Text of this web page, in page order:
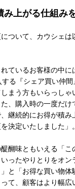
み上がる仕組み
について、カウシェ
れているお客様の中
る『シェア買い仲
まう方もいらっしゃ
、購入時の一度だけ
継続的にお得が積み
決定いたしました」。
醐味ともいえる「こ
ったやりとりをオン
」と「お得な買い物
て、顧客はより幅広